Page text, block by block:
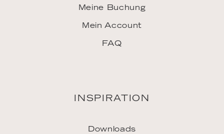
Meine Buchung
Mein Account
FAQ
INSPIRATION
Downloads